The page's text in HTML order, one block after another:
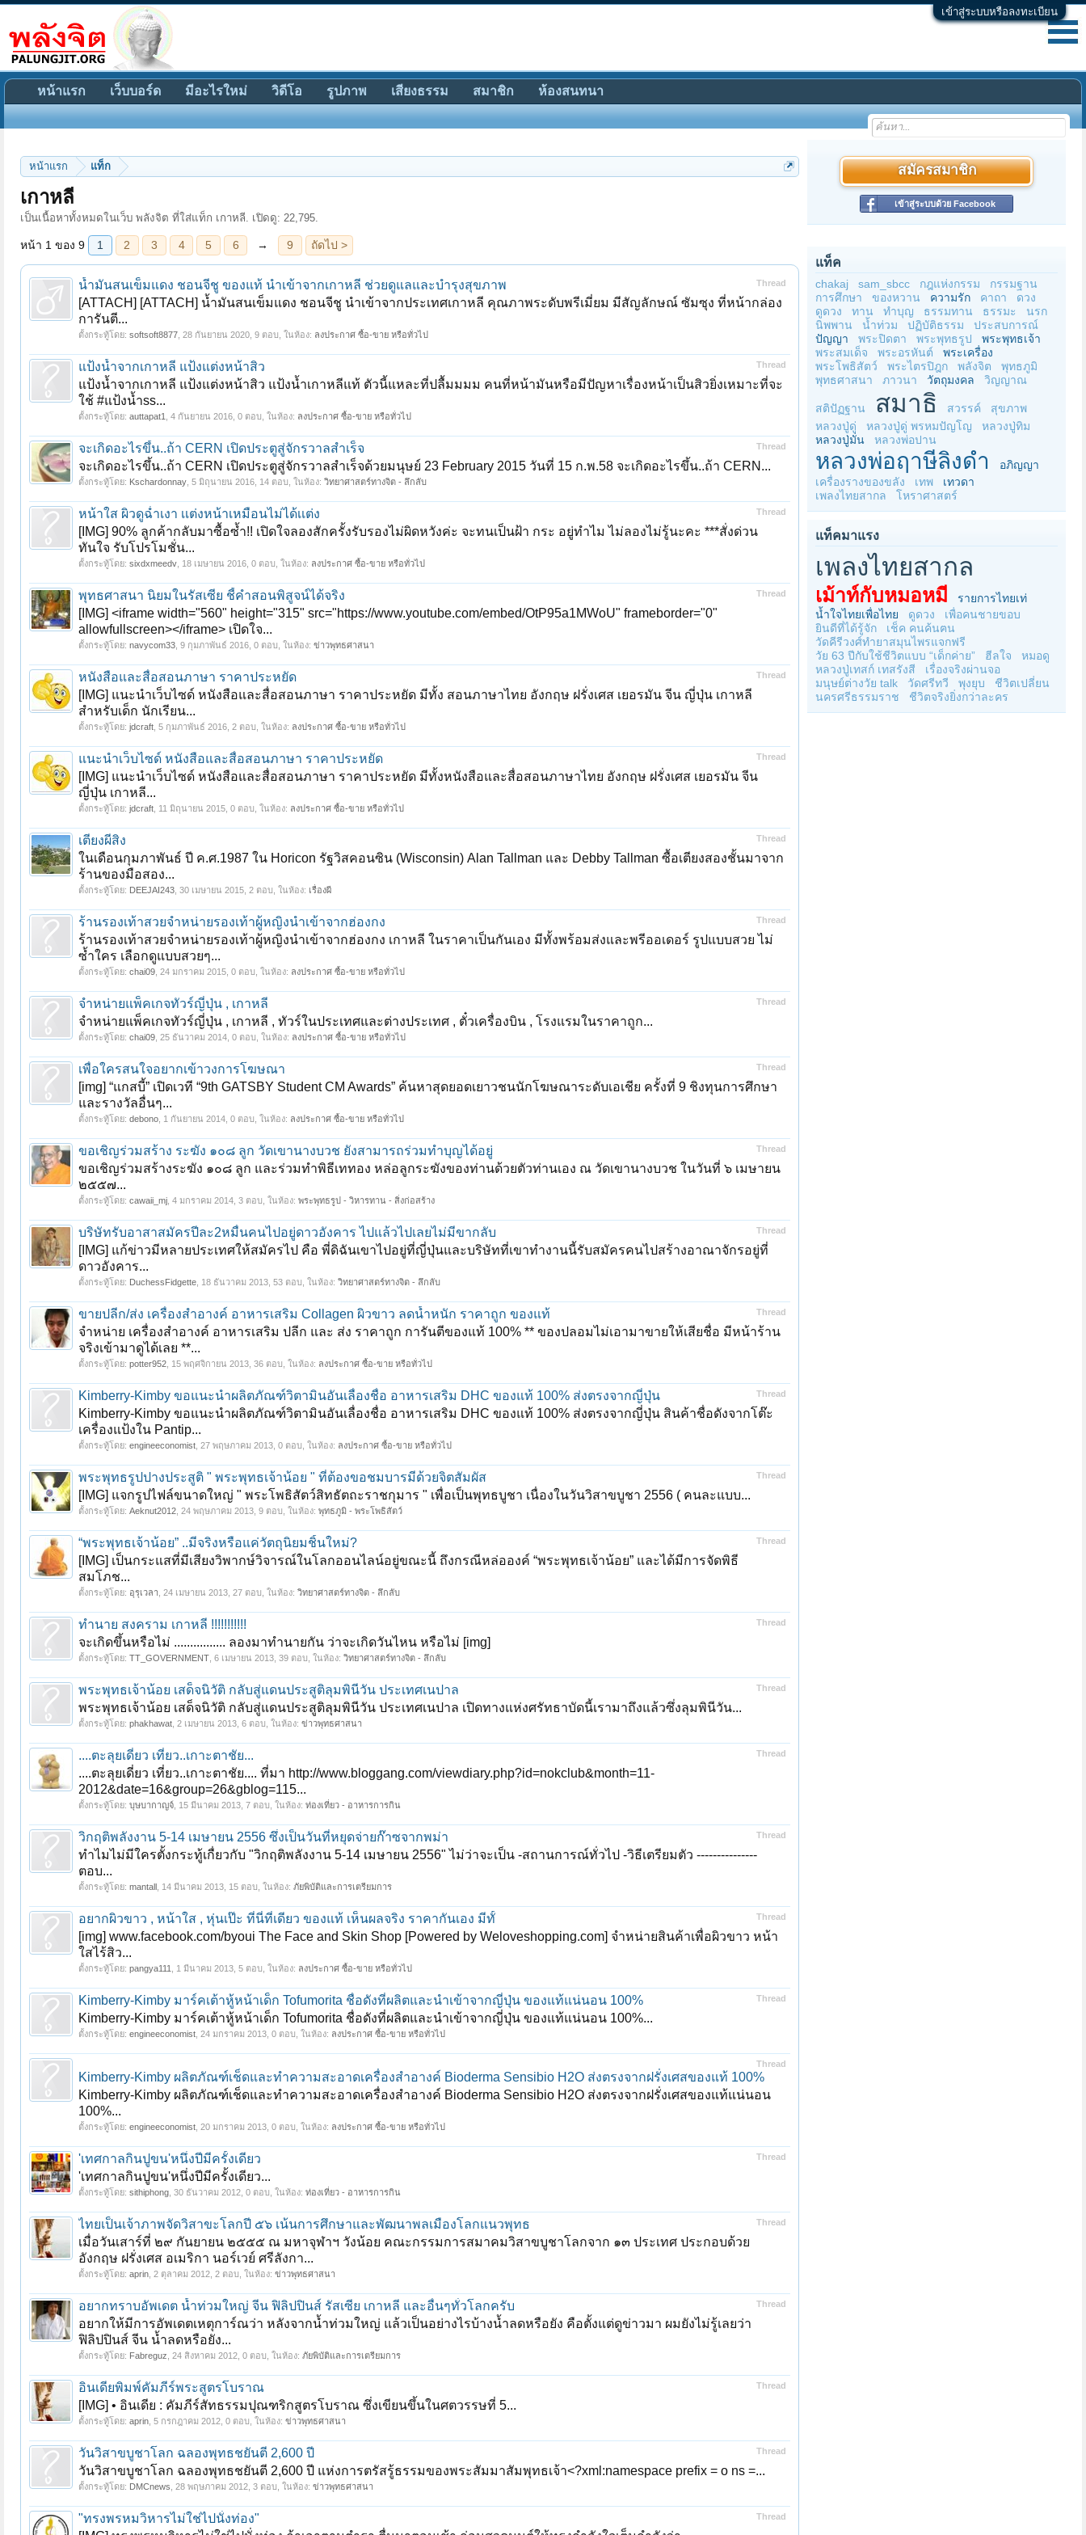
เข้าสู่ระบบหรือลงทะเบียน
หน้าแรก แท็ก
เกาหลี
เป็นเนื้อหาทั้งหมดในเว็บ พลังจิต ที่ใส่แท็ก เกาหลี. เปิดดู: 22,795.
หน้า 1 ของ 9 1 2 3 4 5 6 → 9 ถัดไป >
Thread
น้ำมันสนเข็มแดง ชอนจีชู ของแท้ นำเข้าจากเกาหลี ช่วยดูแลและบำรุงสุขภาพ
[ATTACH] [ATTACH] น้ำมันสนเข็มแดง ชอนจีชู นำเข้าจากประเทศเกาหลี คุณภาพระดับพรีเมี่ยม มีสัญลักษณ์ ซัมซุง ที่หน้ากล่อง
การันตี...
ตั้งกระทู้โดย: softsoft8877 28 กันยายน 2020 , 9 ตอบ, ในห้อง: ลงประกาศ ซื้อ-ขาย หรือทั่วไป
Thread
แป้งน้ำจากเกาหลี แป้งแต่งหน้าสิว
แป้งน้ำจากเกาหลี แป้งแต่งหน้าสิว แป้งน้ำเกาหลีแท้ ตัวนี้แหละที่ปลื้มมมม คนที่หน้ามันหรือมีปัญหาเรื่องหน้าเป็นสิวยิ่งเหมาะที่จะ
ใช้ #แป้งน้ำss...
ตั้งกระทู้โดย: auttapat1 4 กันยายน 2016 , 0 ตอบ, ในห้อง: ลงประกาศ ซื้อ-ขาย หรือทั่วไป
Thread
จะเกิดอะไรขึ้น..ถ้า CERN เปิดประตูสู่จักรวาลสำเร็จ
จะเกิดอะไรขึ้น..ถ้า CERN เปิดประตูสู่จักรวาลสำเร็จด้วยมนุษย์ 23 February 2015 วันที่ 15 ก.พ.58 จะเกิดอะไรขึ้น..ถ้า CERN...
ตั้งกระทู้โดย: Kschardonnay 5 มิถุนายน 2016 , 14 ตอบ, ในห้อง: วิทยาศาสตร์ทางจิต - ลึกลับ
Thread
หน้าใส ผิวดูฉ่ำเงา เเต่งหน้าเหมือนไม่ได้เเต่ง
[IMG] 90% ลูกค้ากลับมาซื้อซ้ำ!! เปิดใจลองสักครั้งรับรองไม่ผิดหวังค่ะ จะทนเป็นฝ้า กระ อยู่ทำไม ไม่ลองไม่รู้นะคะ ***สั่งด่วน
ทันใจ รับโปรโมชั่น...
ตั้งกระทู้โดย: sixdxmeedv 18 เมษายน 2016 , 0 ตอบ, ในห้อง: ลงประกาศ ซื้อ-ขาย หรือทั่วไป
Thread
พุทธศาสนา นิยมในรัสเซีย ชี้คำสอนพิสูจน์ได้จริง
[IMG] <iframe width="560" height="315" src="https://www.youtube.com/embed/OtP95a1MWoU" frameborder="0"
allowfullscreen></iframe> เปิดใจ...
ตั้งกระทู้โดย: navycom33 9 กุมภาพันธ์ 2016 , 0 ตอบ, ในห้อง: ข่าวพุทธศาสนา
Thread
หนังสือและสื่อสอนภาษา ราคาประหยัด
[IMG] แนะนำเว็บไซด์ หนังสือและสื่อสอนภาษา ราคาประหยัด มีทั้ง สอนภาษาไทย อังกฤษ ฝรั่งเศส เยอรมัน จีน ญี่ปุ่น เกาหลี
สำหรับเด็ก นักเรียน...
ตั้งกระทู้โดย: jdcraft 5 กุมภาพันธ์ 2016 , 2 ตอบ, ในห้อง: ลงประกาศ ซื้อ-ขาย หรือทั่วไป
Thread
แนะนำเว็บไซด์ หนังสือและสื่อสอนภาษา ราคาประหยัด
[IMG] แนะนำเว็บไซด์ หนังสือและสื่อสอนภาษา ราคาประหยัด มีทั้งหนังสือและสื่อสอนภาษาไทย อังกฤษ ฝรั่งเศส เยอรมัน จีน
ญี่ปุ่น เกาหลี...
ตั้งกระทู้โดย: jdcraft 11 มิถุนายน 2015 , 0 ตอบ, ในห้อง: ลงประกาศ ซื้อ-ขาย หรือทั่วไป
Thread
เตียงผีสิง
ในเดือนกุมภาพันธ์ ปี ค.ศ.1987 ใน Horicon รัฐวิสคอนซิน (Wisconsin) Alan Tallman และ Debby Tallman ซื้อเตียงสองชั้นมาจาก
ร้านของมือสอง...
ตั้งกระทู้โดย: DEEJAI243 30 เมษายน 2015 , 2 ตอบ, ในห้อง: เรื่องผี
Thread
ร้านรองเท้าสวยจำหน่ายรองเท้าผู้หญิงนำเข้าจากฮ่องกง
ร้านรองเท้าสวยจำหน่ายรองเท้าผู้หญิงนำเข้าจากฮ่องกง เกาหลี ในราคาเป็นกันเอง มีทั้งพร้อมส่งและพรีออเดอร์ รูปแบบสวย ไม่
ซ้ำใคร เลือกดูแบบสวยๆ...
ตั้งกระทู้โดย: chai09 24 มกราคม 2015 , 0 ตอบ, ในห้อง: ลงประกาศ ซื้อ-ขาย หรือทั่วไป
Thread
จำหน่ายแพ็คเกจทัวร์ญี่ปุ่น , เกาหลี
จำหน่ายแพ็คเกจทัวร์ญี่ปุ่น , เกาหลี , ทัวร์ในประเทศและต่างประเทศ , ตั๋วเครื่องบิน , โรงแรมในราคาถูก...
ตั้งกระทู้โดย: chai09 25 ธันวาคม 2014 , 0 ตอบ, ในห้อง: ลงประกาศ ซื้อ-ขาย หรือทั่วไป
Thread
เพื่อใครสนใจอยากเข้าวงการโฆษณา
[img] “แกสบี้” เปิดเวที “9th GATSBY Student CM Awards” ค้นหาสุดยอดเยาวชนนักโฆษณาระดับเอเชีย ครั้งที่ 9 ชิงทุนการศึกษา
และรางวัลอื่นๆ...
ตั้งกระทู้โดย: debono 1 กันยายน 2014 , 0 ตอบ, ในห้อง: ลงประกาศ ซื้อ-ขาย หรือทั่วไป
Thread
ขอเชิญร่วมสร้าง ระฆัง ๑๐๘ ลูก วัดเขานางบวช ยังสามารถร่วมทำบุญได้อยู่
ขอเชิญร่วมสร้างระฆัง ๑๐๘ ลูก และร่วมทำพิธีเททอง หล่อลูกระฆังของท่านด้วยตัวท่านเอง ณ วัดเขานางบวช ในวันที่ ๖ เมษายน
๒๕๕๗...
ตั้งกระทู้โดย: cawaii_mj 4 มกราคม 2014 , 3 ตอบ, ในห้อง: พระพุทธรูป - วิหารทาน - สิ่งก่อสร้าง
Thread
บริษัทรับอาสาสมัครปีละ2หมื่นคนไปอยู่ดาวอังคาร ไปแล้วไปเลยไม่มีขากลับ
[IMG] แก้ข่าวมีหลายประเทศให้สมัครไป คือ พี่ดิฉันเขาไปอยู่ที่ญี่ปุ่นและบริษัทที่เขาทำงานนี้รับสมัครคนไปสร้างอาณาจักรอยู่ที่
ดาวอังคาร...
ตั้งกระทู้โดย: DuchessFidgette 18 ธันวาคม 2013 , 53 ตอบ, ในห้อง: วิทยาศาสตร์ทางจิต - ลึกลับ
Thread
ขายปลีก/ส่ง เครื่องสำอางค์ อาหารเสริม Collagen ผิวขาว ลดน้ำหนัก ราคาถูก ของแท้
จำหน่าย เครื่องสำอางค์ อาหารเสริม ปลีก และ ส่ง ราคาถูก การันตีของแท้ 100% ** ของปลอมไม่เอามาขายให้เสียชื่อ มีหน้าร้าน
จริงเข้ามาดูได้เลย **...
ตั้งกระทู้โดย: potter952 15 พฤศจิกายน 2013 , 36 ตอบ, ในห้อง: ลงประกาศ ซื้อ-ขาย หรือทั่วไป
Thread
Kimberry-Kimby ขอแนะนำผลิตภัณฑ์วิตามินอันเลื่องชื่อ อาหารเสริม DHC ของแท้ 100% ส่งตรงจากญี่ปุ่น
Kimberry-Kimby ขอแนะนำผลิตภัณฑ์วิตามินอันเลื่องชื่อ อาหารเสริม DHC ของแท้ 100% ส่งตรงจากญี่ปุ่น สินค้าชื่อดังจากโต๊ะ
เครื่องแป้งใน Pantip...
ตั้งกระทู้โดย: engineeconomist 27 พฤษภาคม 2013 , 0 ตอบ, ในห้อง: ลงประกาศ ซื้อ-ขาย หรือทั่วไป
Thread
พระพุทธรูปปางประสูติ " พระพุทธเจ้าน้อย " ที่ต้องขอชมบารมีด้วยจิตสัมผัส
[IMG] แจกรูปไฟล์ขนาดใหญ่ " พระโพธิสัตว์สิทธัตถะราชกุมาร " เพื่อเป็นพุทธบูชา เนื่องในวันวิสาขบูชา 2556 ( คนละแบบ...
ตั้งกระทู้โดย: Aeknut2012 24 พฤษภาคม 2013 , 9 ตอบ, ในห้อง: พุทธภูมิ - พระโพธิสัตว์
Thread
“พระพุทธเจ้าน้อย” ..มีจริงหรือแค่วัตถุนิยมชิ้นใหม่?
[IMG] เป็นกระแสที่มีเสียงวิพากษ์วิจารณ์ในโลกออนไลน์อยู่ขณะนี้ ถึงกรณีหล่อองค์ “พระพุทธเจ้าน้อย” และได้มีการจัดพิธี
สมโภช...
ตั้งกระทู้โดย: อุรุเวลา 24 เมษายน 2013 , 27 ตอบ, ในห้อง: วิทยาศาสตร์ทางจิต - ลึกลับ
Thread
ทำนาย สงคราม เกาหลี !!!!!!!!!!!
จะเกิดขึ้นหรือไม่ ................ ลองมาทำนายกัน ว่าจะเกิดวันไหน หรือไม่ [img]
ตั้งกระทู้โดย: TT_GOVERNMENT 6 เมษายน 2013 , 39 ตอบ, ในห้อง: วิทยาศาสตร์ทางจิต - ลึกลับ
Thread
พระพุทธเจ้าน้อย เสด็จนิวัติ กลับสู่แดนประสูติลุมพินีวัน ประเทศเนปาล
พระพุทธเจ้าน้อย เสด็จนิวัติ กลับสู่แดนประสูติลุมพินีวัน ประเทศเนปาล เปิดทางแห่งศรัทธา ​บัดนี้เรามาถึงแล้วซึ่งลุมพินีวัน...
ตั้งกระทู้โดย: phakhawat 2 เมษายน 2013 , 6 ตอบ, ในห้อง: ข่าวพุทธศาสนา
Thread
....ตะลุยเดี่ยว เที่ยว..เกาะตาชัย...
....ตะลุยเดี่ยว เที่ยว..เกาะตาชัย.... ที่มา http://www.bloggang.com/viewdiary.php?id=nokclub&month=11-
2012&date=16&group=26&gblog=115...
ตั้งกระทู้โดย: บุษบากาญจ์ 15 มีนาคม 2013 , 7 ตอบ, ในห้อง: ท่องเที่ยว - อาหารการกิน
Thread
วิกฤติพลังงาน 5-14 เมษายน 2556 ซึ่งเป็นวันที่หยุดจ่ายก๊าซจากพม่า
ทำไมไม่มีใครตั้งกระทู้เกื่ยวกับ "วิกฤติพลังงาน 5-14 เมษายน 2556" ไม่ว่าจะเป็น -สถานการณ์ทั่วไป -วิธีเตรียมตัว ---------------
ตอบ...
ตั้งกระทู้โดย: mantall 14 มีนาคม 2013 , 15 ตอบ, ในห้อง: ภัยพิบัติและการเตรียมการ
Thread
อยากผิวขาว , หน้าใส , หุ่นเป๊ะ ที่นี่ที่เดียว ของแท้ เห็นผลจริง ราคากันเอง มีทั้
[img] www.facebook.com/byoui The Face and Skin Shop [Powered by Weloveshopping.com] จำหน่ายสินค้าเพื่อผิวขาว หน้า
ใสไร้สิว...
ตั้งกระทู้โดย: pangya111 1 มีนาคม 2013 , 5 ตอบ, ในห้อง: ลงประกาศ ซื้อ-ขาย หรือทั่วไป
Thread
Kimberry-Kimby มาร์คเต้าหู้หน้าเด็ก Tofumorita ชื่อดังที่ผลิตและนำเข้าจากญี่ปุ่น ของแท้แน่นอน 100%
Kimberry-Kimby มาร์คเต้าหู้หน้าเด็ก Tofumorita ชื่อดังที่ผลิตและนำเข้าจากญี่ปุ่น ของแท้แน่นอน 100%...
ตั้งกระทู้โดย: engineeconomist 24 มกราคม 2013 , 0 ตอบ, ในห้อง: ลงประกาศ ซื้อ-ขาย หรือทั่วไป
Thread
Kimberry-Kimby ผลิตภัณฑ์เช็ดและทำความสะอาดเครื่องสำอางค์ Bioderma Sensibio H2O ส่งตรงจากฝรั่งเศสของแท้ 100%
Kimberry-Kimby ผลิตภัณฑ์เช็ดและทำความสะอาดเครื่องสำอางค์ Bioderma Sensibio H2O ส่งตรงจากฝรั่งเศสของแท้แน่นอน
100%...
ตั้งกระทู้โดย: engineeconomist 20 มกราคม 2013 , 0 ตอบ, ในห้อง: ลงประกาศ ซื้อ-ขาย หรือทั่วไป
Thread
'เทศกาลกินปูขน'หนึ่งปีมีครั้งเดียว
'เทศกาลกินปูขน'หนึ่งปีมีครั้งเดียว...
ตั้งกระทู้โดย: sithiphong 30 ธันวาคม 2012 , 0 ตอบ, ในห้อง: ท่องเที่ยว - อาหารการกิน
Thread
ไทยเป็นเจ้าภาพจัดวิสาขะโลกปี ๕๖ เน้นการศึกษาและพัฒนาพลเมืองโลกแนวพุทธ
เมื่อวันเสาร์ที่ ๒๙ กันยายน ๒๕๕๕ ณ มหาจุฬาฯ วังน้อย คณะกรรมการสมาคมวิสาขบูชาโลกจาก ๑๓ ประเทศ ประกอบด้วย
อังกฤษ ฝรั่งเศส อเมริกา นอร์เวย์ ศรีลังกา...
ตั้งกระทู้โดย: aprin 2 ตุลาคม 2012 , 2 ตอบ, ในห้อง: ข่าวพุทธศาสนา
Thread
อยากทราบอัพเดต น้ำท่วมใหญ่ จีน ฟิลิปปินส์ รัสเซีย เกาหลี และอื่นๆทั่วโลกครับ
อยากให้มีการอัพเดตเหตุการ์ณว่า หลังจากน้ำท่วมใหญ่ แล้วเป็นอย่างไรบ้างน้ำลดหรือยัง คือตั้งแต่ดูข่าวมา ผมยังไม่รู้เลยว่า
ฟิลิปปินส์ จีน น้ำลดหรือยัง...
ตั้งกระทู้โดย: Fabreguz 24 สิงหาคม 2012 , 0 ตอบ, ในห้อง: ภัยพิบัติและการเตรียมการ
Thread
อินเดียพิมพ์คัมภีร์พระสูตรโบราณ
[IMG] • อินเดีย : คัมภีร์สัทธรรมปุณฑริกสูตรโบราณ ซึ่งเขียนขึ้นในศตวรรษที่ 5...
ตั้งกระทู้โดย: aprin 5 กรกฎาคม 2012 , 0 ตอบ, ในห้อง: ข่าวพุทธศาสนา
Thread
วันวิสาขบูชาโลก ฉลองพุทธชยันตี 2,600 ปี
วันวิสาขบูชาโลก ฉลองพุทธชยันตี 2,600 ปี แห่งการตรัสรู้ธรรมของพระสัมมาสัมพุทธเจ้า<?xml:namespace prefix = o ns =...
ตั้งกระทู้โดย: DMCnews 28 พฤษภาคม 2012 , 3 ตอบ, ในห้อง: ข่าวพุทธศาสนา
Thread
"ทรงพรหมวิหารไม่ใช่ไปนั่งท่อง"
หน้า 1 ของ 9 1 2 3
สมัครสมาชิก
เข้าสู่ระบบด้วย Facebook
แท็ค
chakaj sam_sbcc กฎแห่งกรรม
กรรมฐาน
การศึกษา
ของหวาน ความรัก คาถา
ดวง
ดูดวง
ทาน ทำบุญ ธรรมทาน ธรรมะ
นรก
นิพพาน
น้ำท่วม ปฏิบัติธรรม
ประสบการณ์
ปัญญา
พระปิดตา พระพุทธรูป
พระพุทธเจ้า
พระสมเด็จ
พระอรหันต์
พระเครื่อง
พระโพธิสัตว์
พระไตรปิฎก พลังจิต
พุทธภูมิ
พุทธศาสนา
ภาวนา วัตถุมงคล วิญญาณ
สติปัฏฐาน สมาธิ สวรรค์
สุขภาพ
หลวงปู่ดู่
หลวงปู่ดู่ พรหมปัญโญ
หลวงปู่ทิม
หลวงปู่มั่น
หลวงพ่อปาน
หลวงพ่อฤาษีลิงดำ
อภิญญา
เครื่องรางของขลัง
เทพ
เทวดา
เพลงไทยสากล
โหราศาสตร์
แท็คมาแรง
เพลงไทยสากล
เม้าท์กับหมอหมี
รายการไทยเท่
น้ำใจไทยเพื่อไทย
ดูดวง
เพื่อคนชายขอบ
ยินดีที่ได้รู้จัก
เช็ค คนค้นฅน
วัดคีรีวงศ์ทำยาสมุนไพรแจกฟรี
วัย 63 ปีกับใช้ชีวิตแบบ “เด็กค่าย”
ฮีลใจ
หมอดู
หลวงปู่เทสก์ เทสรังสี
เรื่องจริงผ่านจอ
มนุษย์ต่างวัย talk
วัดศรีทวี พุงยุบ
ชีวิตเปลี่ยน
นครศรีธรรมราช
ชีวิตจริงยิ่งกว่าละคร
หน้าแรก เว็บบอร์ด มีอะไรใหม่ วิดีโอ รูปภาพ เสียงธรรม สมาชิก ห้องสนทนา